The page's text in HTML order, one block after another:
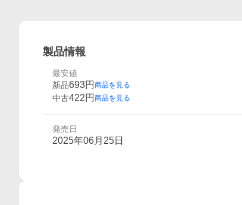
製品情報
最安値
新品693円 商品を見る
中古422円 商品を見る
発売日
2025年06月25日